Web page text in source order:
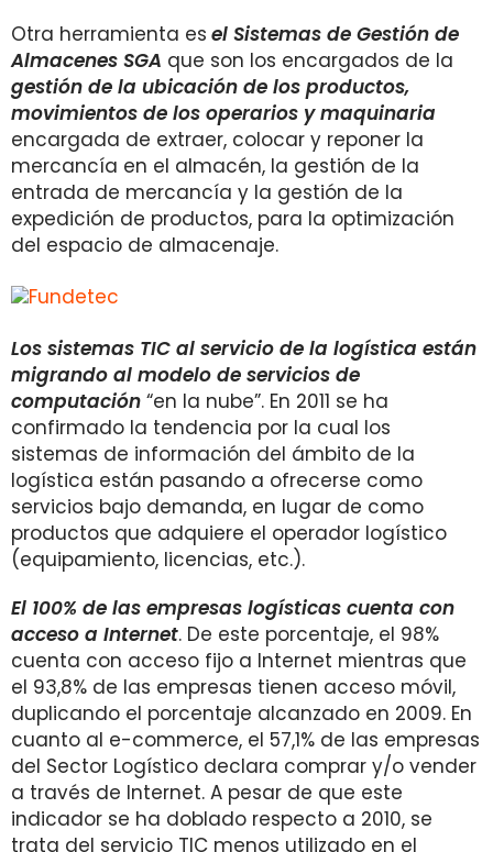
Otra herramienta es el Sistemas de Gestión de
Almacenes SGA que son los encargados de la
gestión de la ubicación de los productos,
movimientos de los operarios y maquinaria
encargada de extraer, colocar y reponer la
mercancía en el almacén, la gestión de la
entrada de mercancía y la gestión de la
expedición de productos, para la optimización
del espacio de almacenaje.
Los sistemas TIC al servicio de la logística están
migrando al modelo de servicios de
computación “en la nube”. En 2011 se ha
confirmado la tendencia por la cual los
sistemas de información del ámbito de la
logística están pasando a ofrecerse como
servicios bajo demanda, en lugar de como
productos que adquiere el operador logístico
(equipamiento, licencias, etc.).
El 100% de las empresas logísticas cuenta con
acceso a Internet. De este porcentaje, el 98%
cuenta con acceso fijo a Internet mientras que
el 93,8% de las empresas tienen acceso móvil,
duplicando el porcentaje alcanzado en 2009. En
cuanto al e-commerce, el 57,1% de las empresas
del Sector Logístico declara comprar y/o vender
a través de Internet. A pesar de que este
indicador se ha doblado respecto a 2010, se
trata del servicio TIC menos utilizado en el